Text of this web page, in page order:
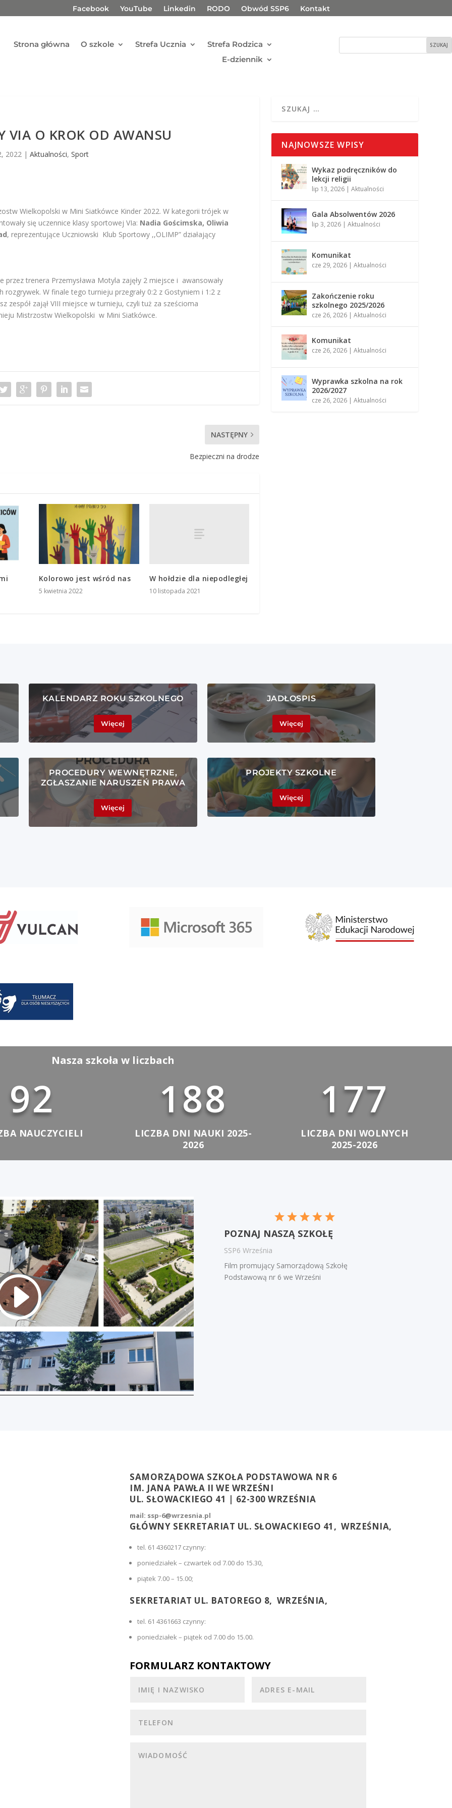
Facebook YouTube Linkedin RODO Obwód SSP6 Kontakt
Strona główna O szkole Strefa Ucznia
Strefa Rodzica
E-dziennik
VIA O KROK OD AWANSU
2022| Aktualności, Sport
Wielkopolski w Mini Siatkówce Kinder 2022. W kategorii trójek w
się uczennice klasy sportowej VIa: Nadia Gościmska, Oliwia
, reprezentujące Uczniowski Klub Sportowy ,,OLIMP” działający
trenera Przemysława Motyla zajęły 2 miejsce i awansowały
rozgrywek. W finale tego turnieju przegrały 0:2 z Gostyniem i 1:2 z
zespół zajął VIII miejsce w turnieju, czyli tuż za sześcioma
Mistrzostw Wielkopolski w Mini Siatkówce.
NASTĘPNY
Bezpieczni na drodze
Kolorowo jest wśród nas
5 kwietnia 2022
W hołdzie dla niepodległej
10 listopada 2021
NAJNOWSZE WPISY
Wykaz podręczników do
lekcji religii
lip 13, 2026 |Aktualności
Gala Absolwentów 2026
lip 3, 2026 |Aktualności
Komunikat
cze 29, 2026 |Aktualności
Zakończenie roku
szkolnego 2025/2026
cze 26, 2026 |Aktualności
Komunikat
cze 26, 2026 |Aktualności
Wyprawka szkolna na rok
2026/2027
cze 26, 2026 |Aktualności
KALENDARZ ROKU SZKOLNEGO
Więcej
JADŁOSPIS
Więcej
PROCEDURY WEWNĘTRZNE,
ZGŁASZANIE NARUSZEŃ PRAWA
Więcej
PROJEKTY SZKOLNE
Więcej
Nasza szkoła w liczbach
92
NAUCZYCIELI
188
LICZBA DNI NAUKI 2025-
2026
177
LICZBA DNI WOLNYCH
2025-2026
POZNAJ NASZĄ SZKOŁĘ
SSP6 Września
Film promujący Samorządową Szkołę
Podstawową nr 6 we Wrześni
SAMORZĄDOWA SZKOŁA PODSTAWOWA NR 6
IM. JANA PAWŁA II WE WRZEŚNI
UL. SŁOWACKIEGO 41 | 62-300 WRZEŚNIA
mail: ssp-6@wrzesnia.pl
GŁÓWNY SEKRETARIAT UL. SŁOWACKIEGO 41, WRZEŚNIA,
tel. 61 4360217 czynny:
poniedziałek – czwartek od 7.00 do 15.30,
piątek 7.00 – 15.00;
SEKRETARIAT UL. BATOREGO 8, WRZEŚNIA,
tel. 61 4361663 czynny:
poniedziałek – piątek od 7.00 do 15.00.
FORMULARZ KONTAKTOWY